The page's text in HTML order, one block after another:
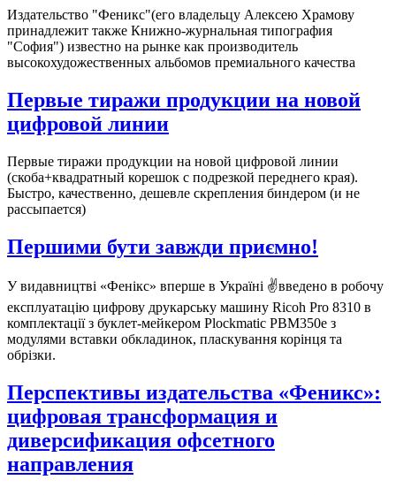
Издательство "Феникс"(его владельцу Алексею Храмову
принадлежит также Книжно-журнальная типография
"София") известно на рынке как производитель
высокохудожественных альбомов премиального качества
Первые тиражи продукции на новой
цифровой линии
Первые тиражи продукции на новой цифровой линии
(скоба+квадратный корешок с подрезкой переднего края).
Быстро, качественно, дешевле скрепления биндером (и не
рассыпается)
Першими бути завжди приємно!
У видавництві «Фенікс» вперше в Україні ✌️введено в робочу
експлуатацію цифрову друкарську машину Ricoh Pro 8310 в
комплектації з буклет-мейкером Plockmatic PBM350e з
модулями вставки обкладинок, пласкування корінця та
обрізки.
Перспективы издательства «Феникс»:
цифровая трансформация и
диверсификация офсетного
направления